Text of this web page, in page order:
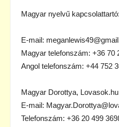
Magyar nyelvű kapcsolattartó:
E-mail:
Magyar telefonszám: +36 70
Angol telefonszám: +44 752
Magyar Dorottya, Lovasok.hu
E-mail:
Telefonszám: +36 20 499